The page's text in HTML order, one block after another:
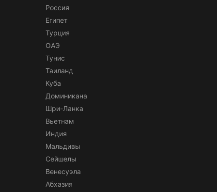
Россия
Египет
Турция
ОАЭ
Тунис
Таиланд
Куба
Доминикана
Шри-Ланка
Вьетнам
Индия
Мальдивы
Сейшелы
Венесуэла
Абхазия